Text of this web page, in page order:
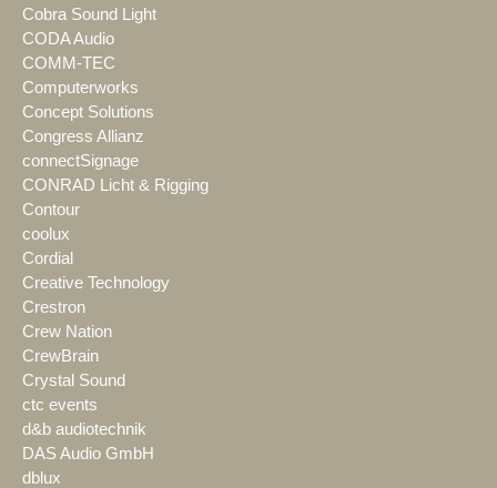
Cobra Sound Light
CODA Audio
COMM-TEC
Computerworks
Concept Solutions
Congress Allianz
connectSignage
CONRAD Licht & Rigging
Contour
coolux
Cordial
Creative Technology
Crestron
Crew Nation
CrewBrain
Crystal Sound
ctc events
d&b audiotechnik
DAS Audio GmbH
dblux